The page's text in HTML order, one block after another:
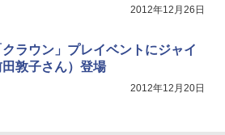
2012年12月26日
ラウン」プレイベントにジャイ
敦子さん）登場
2012年12月20日